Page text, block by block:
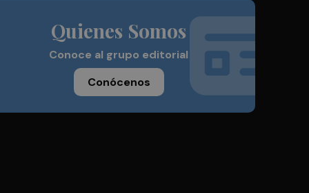
Quienes Somos
Conoce al grupo editorial
Conócenos